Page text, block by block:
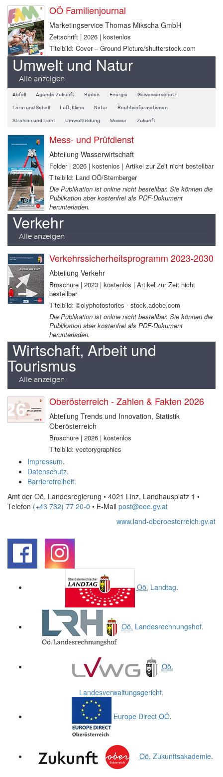
OÖ Familienjournal
Marketingservice Thomas Mikscha GmbH
Zeitschrift | 2026 | kostenlos
Titelbild: Cover – Ground Picture/shutterstock.com
Umwelt und Natur
Alle anzeigen
Abfall Agenda.Zukunft Boden Energie Gewässerschutz
Lärm und Schall Luft, Klima Natur Rechtsinformationen
Strahlen und Licht Umweltbildung Wasser Zukunft
Mess- und Prüfdienst
Abteilung Wasserwirtschaft
Folder | 2026 | kostenlos | Artikel zur Zeit nicht bestellbar
Titelbild: Land OÖ/Sternberger
Die Publikation ist online nicht bestellbar. Sie können die
Publikation aber kostenfrei als PDF-Dokument
herunterladen.
Verkehr
Alle anzeigen
Verkehrssicherheitsprogramm 2023-2030
Abteilung Verkehr
Broschüre | 2023 | kostenlos | Artikel zur Zeit nicht
bestellbar
Titelbild: ©olyphotostories - stock.adobe.com
Die Publikation ist online nicht bestellbar. Sie können die
Publikation aber kostenfrei als PDF-Dokument
herunterladen.
Wirtschaft, Arbeit und
Tourismus
Alle anzeigen
Oberösterreich - Zahlen & Fakten 2026
Abteilung Trends und Innovation, Statistik
Oberösterreich
Broschüre | 2026 | kostenlos
Titelbild: vectorygraphics
Impressum.
Datenschutz.
Barrierefreiheit.
Amt der Oö. Landesregierung • 4021 Linz, Landhausplatz 1 •
Telefon (+43 732) 77 20-0 • E-Mail post@ooe.gv.at
www.land-oberoesterreich.gv.at
Oö. Landtag.
Oö. Landesrechnungshof.
Oö.
Landesverwaltungsgericht.
Europe Direct OÖ.
Oö. Zukunftsakademie.